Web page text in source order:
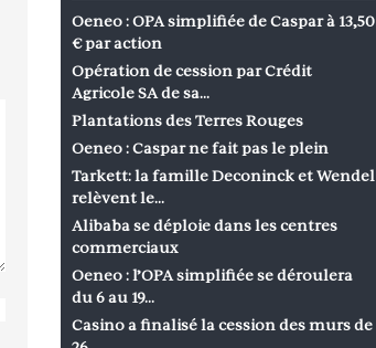
Oeneo : OPA simplifiée de Caspar à 13,50
€ par action
Opération de cession par Crédit
Agricole SA de sa…
Plantations des Terres Rouges
Oeneo : Caspar ne fait pas le plein
Tarkett: la famille Deconinck et Wendel
relèvent le…
Alibaba se déploie dans les centres
commerciaux
Oeneo : l’OPA simplifiée se déroulera
du 6 au 19…
Casino a finalisé la cession des murs de